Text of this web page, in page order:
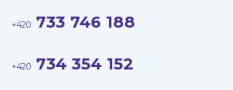
+420 733 746 188
+420 734 354 152